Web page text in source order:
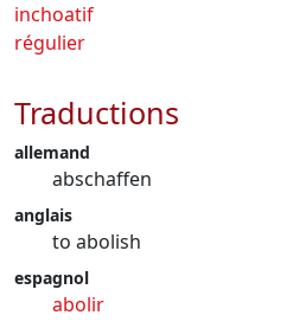
inchoatif
régulier
Traductions
allemand
abschaffen
anglais
to abolish
espagnol
abolir